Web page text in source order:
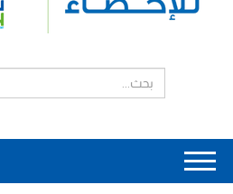
Main